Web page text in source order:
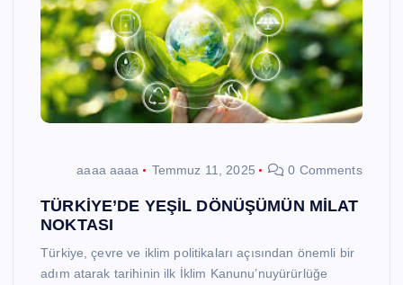
aaaa aaaa Temmuz 11, 2025 0 Comments
TÜRKİYE’DE YEŞİL DÖNÜŞÜMÜN MİLAT
NOKTASI
Türkiye, çevre ve iklim politikaları açısından önemli bir
adım atarak tarihinin ilk İklim Kanunu’nuyürürlüğe